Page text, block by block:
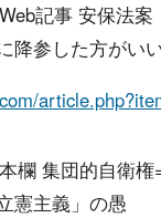
記事 安保法
降参した方がいい
欄 集団的自衛
憲主義」の愚